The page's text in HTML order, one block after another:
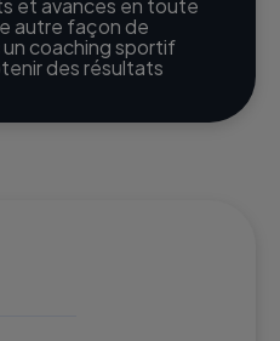
et avances en toute
autre façon de
coaching sportif
des résultats